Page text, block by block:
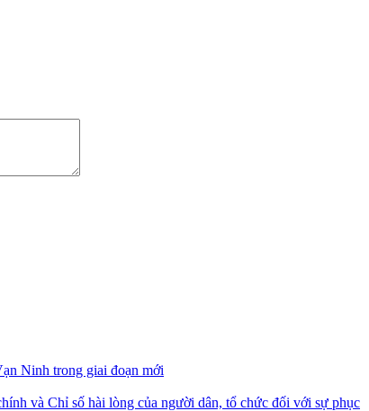
Ninh trong giai đoạn mới
và Chỉ số hài lòng của người dân, tổ chức đối với sự phục